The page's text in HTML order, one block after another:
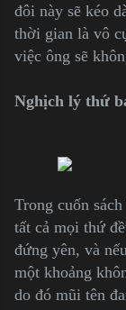
đôi này sẽ kéo
thời gian là vô
việc ông sẽ
Nghịch lý thứ
Trong cuốn
tất cả mọi thứ
đứng yên, và
một khoảng
do đó mũi tên